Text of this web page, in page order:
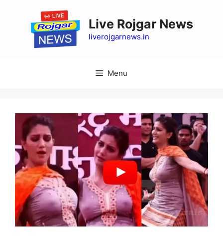
Live Rojgar News
liverojgarnews.in
Menu